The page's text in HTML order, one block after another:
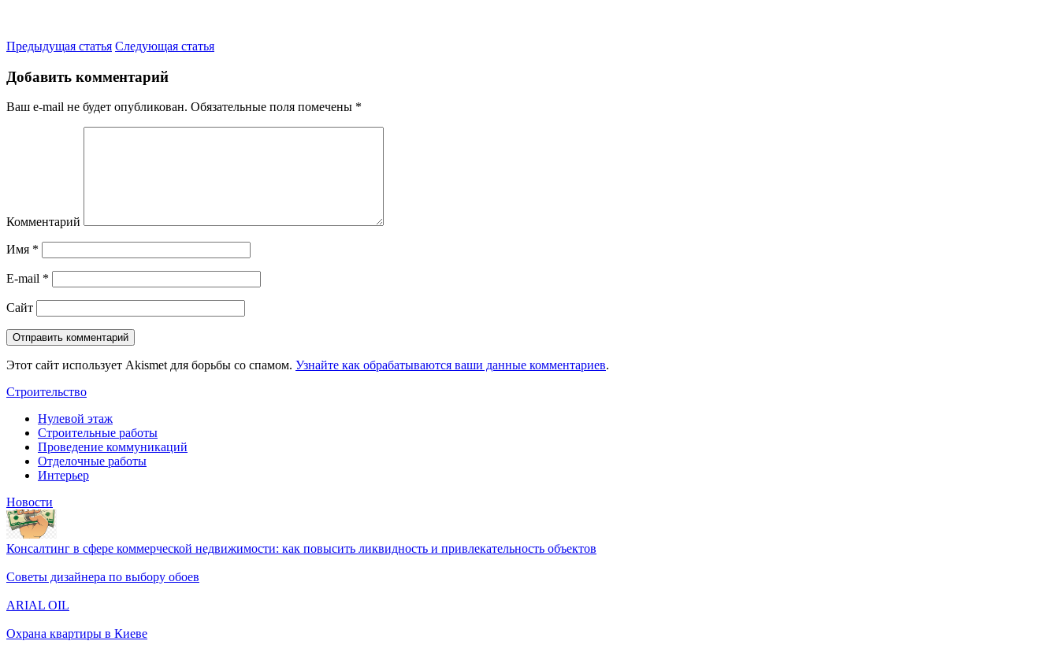
Предыдущая статья Следующая статья
Добавить комментарий
Ваш e-mail не будет опубликован. Обязательные поля помечены *
Комментарий
Имя *
E-mail *
Сайт
Этот сайт использует Akismet для борьбы со спамом. Узнайте как обрабатываются ваши данные комментариев.
Строительство
Нулевой этаж
Строительные работы
Проведение коммуникаций
Отделочные работы
Интерьер
Новости
Консалтинг в сфере коммерческой недвижимости: как повысить ликвидность и привлекательность объектов
Советы дизайнера по выбору обоев
ARIAL OIL
Охрана квартиры в Киеве